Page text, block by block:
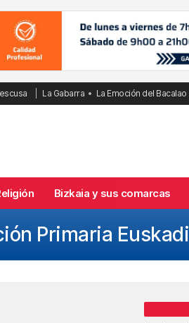
La Gabarra La Emoción del Bacalao
Bizkaia y sus comarcas
Primaria Euskadi